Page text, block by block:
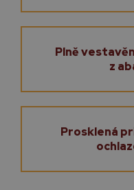
Plně
z
Prosklená